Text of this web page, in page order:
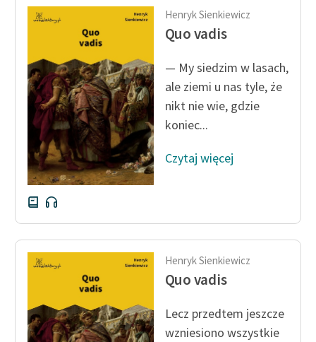
feministycznej
Ręce pełne poezji
Kolekcje edukacyjne
twórców przechodzących
do domeny publicznej,
lektur szkolnych oraz
Starego Testamentu
Odkurzamy bohaterów
Szkoła Poezji Wolnych
Lektur
O nas
Kontakt
Zespół
Henryk Sienkiewicz
Quo vadis
— My siedzim w lasach,
ale ziemi u nas tyle, że
nikt nie wie, gdzie
koniec...
Czytaj więcej
Henryk Sienkiewicz
Quo vadis
Lecz przedtem jeszcze
wzniesiono wszystkie